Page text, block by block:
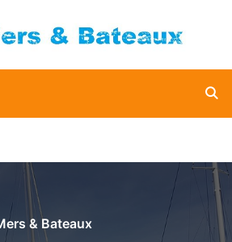
& Bateaux